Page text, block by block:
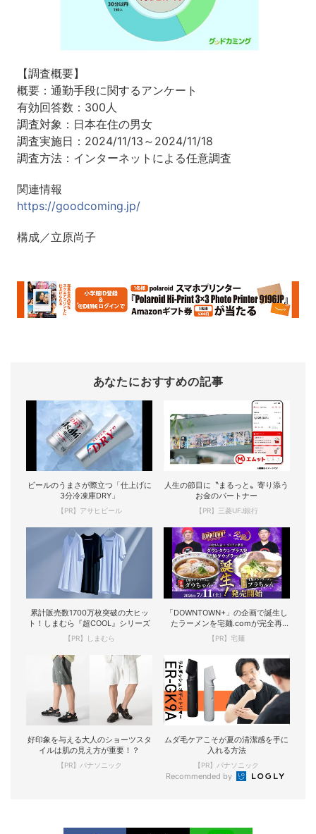
【調査概要】
概要：通勤手段に関するアンケート
有効回答数：300人
調査対象：日本在住の男女
調査実施日：2024/11/13～2024/11/18
調査方法：インターネットによる任意調査
関連情報
https://goodcoming.jp/
構成／立原尚子
あなたにおすすめの記事
ビールのうまさが際立つ「仕上げに
3分冷凍庫DRY」
【PR】アサヒビール
人生の節目に〝まるっと〟寄り添う
お金のパートナー
【PR】三菱UFJ銀行
累計販売数1700万枚突破の大ヒッ
ト！しまむら『超COOL』シリーズ
【PR】しまむら
「DOWNTOWN+」の企画で誕生し
たラーメンを宅麺.comが完全再
現！
【PR】宅麺
好印象を与える大人のショーツスタ
イルは肌の見え方が重要！？
【PR】パナソニック
ムダ毛ケアこそが夏の清潔感を手に
入れる方法
【PR】パナソニック
Recommended by